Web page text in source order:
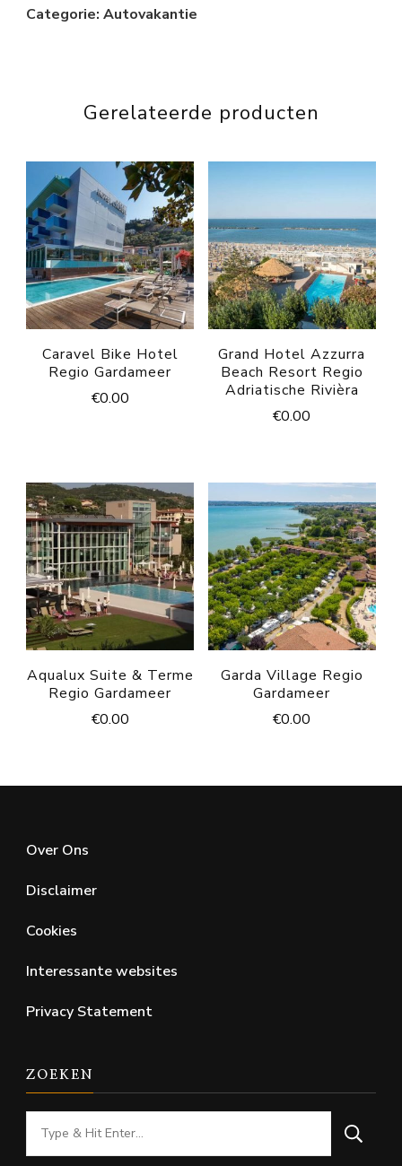
Categorie: Autovakantie
Gerelateerde producten
Caravel Bike Hotel
Regio Gardameer
€0.00
Grand Hotel Azzurra
Beach Resort Regio
Adriatische Rivièra
€0.00
Aqualux Suite & Terme
Regio Gardameer
€0.00
Garda Village Regio
Gardameer
€0.00
Over Ons
Disclaimer
Cookies
Interessante websites
Privacy Statement
ZOEKEN
Looking
for